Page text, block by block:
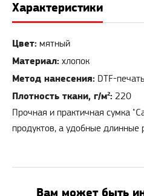
Характеристики
Цвет: мятный
Материал: хлопок
Метод нанесения: DTF-
Плотность ткани, г/м²: 220
Прочная и практичная сумка
продуктов, а удобные длинные
Вам может быть